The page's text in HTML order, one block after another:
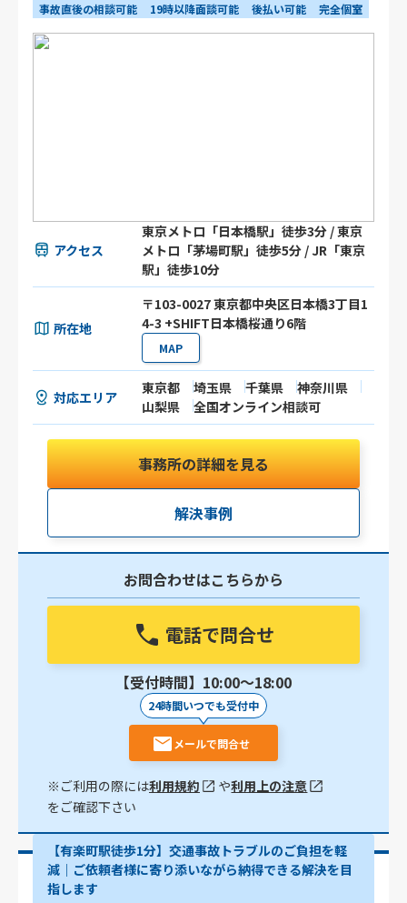
事故直後の相談可能
19時以降面談可能 後払い可能 完全個室
アクセス
東京メトロ「日本橋駅」徒歩3分 / 東京
メトロ「茅場町駅」徒歩5分 / JR「東京
駅」徒歩10分
所在地
〒103-0027 東京都中央区日本橋3丁目1
4-3 +SHIFT日本橋桜通り6階
MAP
対応エリア
東京都 埼玉県 千葉県
神奈川県
山梨県
全国オンライン相談可
事務所の詳細を見る
解決事例
お問合わせはこちらから
電話で問合せ
【受付時間】10:00〜18:00
24時間いつでも受付中
メールで問合せ
※ご利用の際には利用規約 や利用上の注意
をご確認下さい
【有楽町駅徒歩1分】交通事故トラブルのご負担を軽
減｜ご依頼者様に寄り添いながら納得できる解決を目
指します